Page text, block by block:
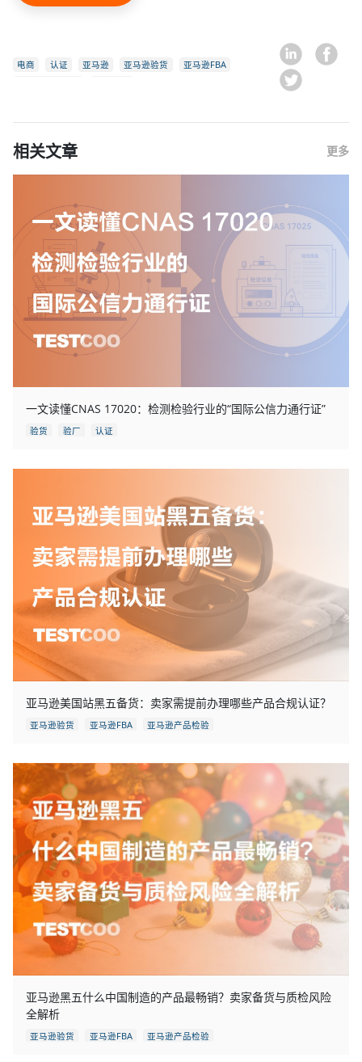
电商 认证 亚马逊 亚马逊验货
亚马逊FBA
相关文章 更多
一文读懂CNAS 17020：检测检验行业的“国际公信力通行证”
验货 验厂 认证
亚马逊美国站黑五备货：卖家需提前办理哪些产品合规认证？
亚马逊验货 亚马逊FBA 亚马逊产品检验
亚马逊黑五什么中国制造的产品最畅销？卖家备货与质检风险
全解析
亚马逊验货 亚马逊FBA 亚马逊产品检验